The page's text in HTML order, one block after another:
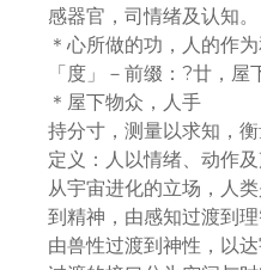
感器官，司情绪及认知。
＊心所做的功，人的作
「度」－前缀：?廿，屋
＊屋下物众，人手
持分寸，测量以求知，衡
定义：人以情绪、动作及
从宇宙进化的立场，人
到精神，由感知过渡到理
由兽性过渡到神性，以达